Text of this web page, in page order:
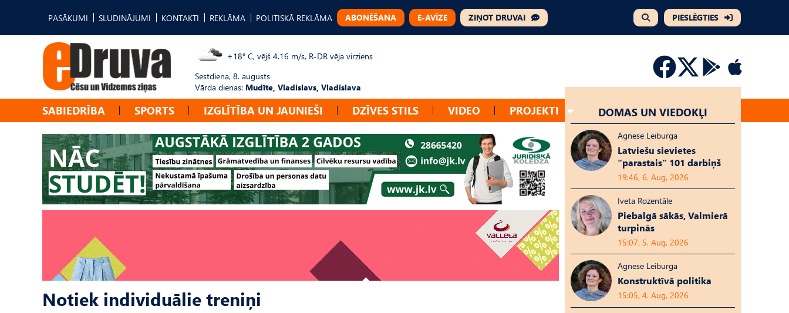
PASĀKUMI SLUDINĀJUMI KONTAKTI REKLĀMA POLITISKĀ REKLĀMA ABONĒŠANA E-AVĪZE ZIŅOT DRUVAI PIESLĒGTIES
+18° C, vējš 4.16 m/s, R-DR vēja virziens
Sestdiena, 8. augusts
Vārda dienas: Mudīte, Vladislavs, Vladislava
SABIEDRĪBA SPORTS IZGLĪTĪBA UN JAUNIEŠI DZĪVES STILS VIDEO PROJEKTI
Notiek individuālie treniņi
DOMAS UN VIEDOKĻI
Agnese Leiburga
Latviešu sievietes
“parastais” 101 darbiņš
19:46, 6. Aug, 2026
Iveta Rozentāle
Piebalgā sākās, Valmierā
turpinās
15:07, 5. Aug, 2026
Agnese Leiburga
Konstruktīvā politika
15:05, 4. Aug, 2026